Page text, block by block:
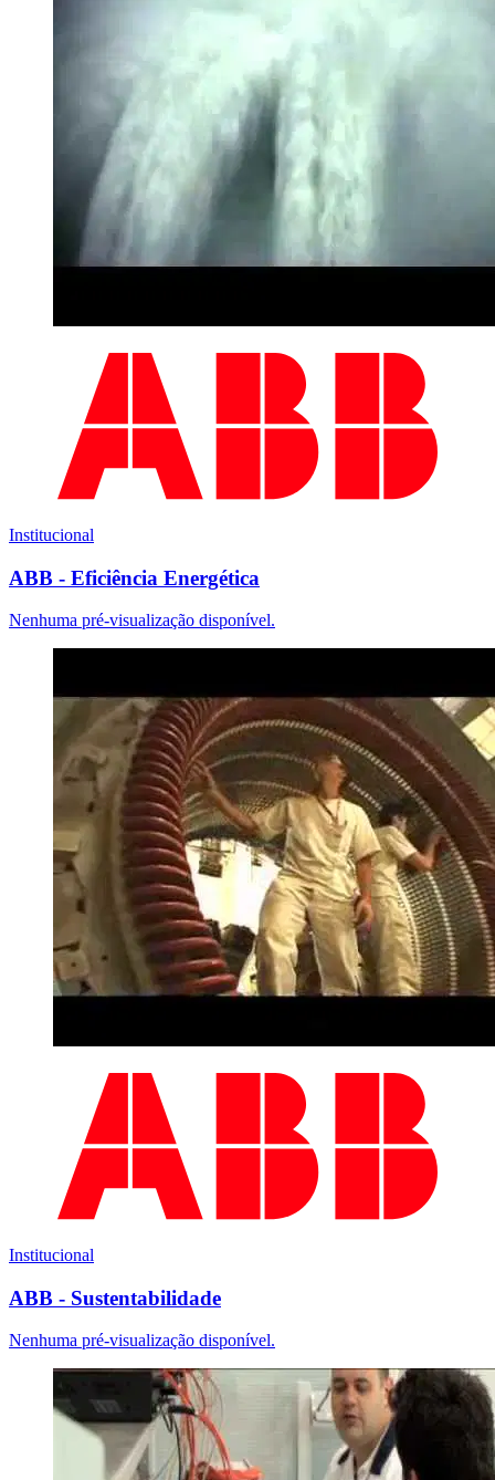
Institucional
ABB - Eficiência Energética
Nenhuma pré-visualização disponível.
Institucional
ABB - Sustentabilidade
Nenhuma pré-visualização disponível.